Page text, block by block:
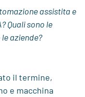
assistita e
Quali sono le
aziende?
il termine,
e macchina